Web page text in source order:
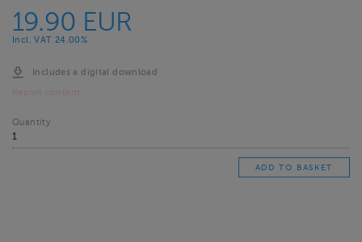
19.90 EUR
Incl. VAT 24.00%
Includes a digital download
Quantity